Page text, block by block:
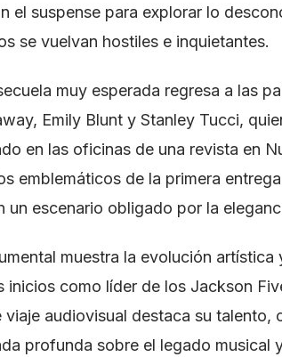
el suspense para explorar lo
se vuelvan hostiles e inquietantes.
muy esperada regresa a las
Emily Blunt y Stanley Tucci,
en las oficinas de una revista en
emblemáticos de la primera
un escenario obligado por la
muestra la evolución artística
inicios como líder de los Jackson
viaje audiovisual destaca su talento,
profunda sobre el legado musical